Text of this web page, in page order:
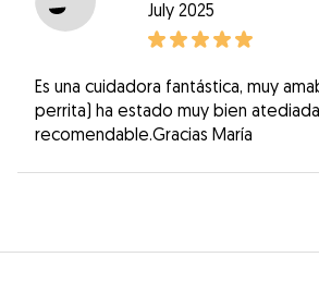
July 2025
Es una cuidadora fantástica, muy
perrita) ha estado muy bien
recomendable.Gracias María